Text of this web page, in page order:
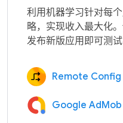
利用机器学习针对每
略，实现收入最大化
Remote Config
Google AdMob